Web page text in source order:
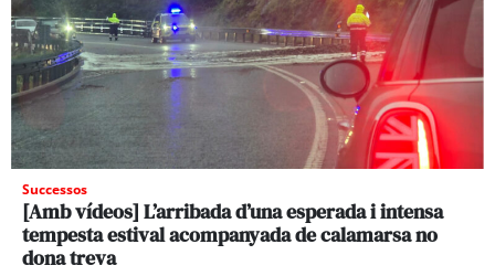
Successos
[Amb vídeos] L’arribada d’una esperada i intensa
tempesta estival acompanyada de calamarsa no
dona treva